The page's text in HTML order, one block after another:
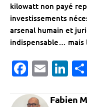
kilowatt non payé
investissements
arsenal humain et
indispensable… mais
Fabien